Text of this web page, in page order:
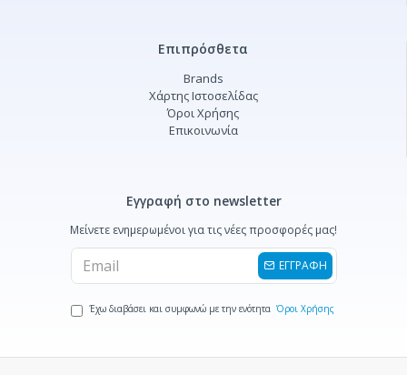
Επιπρόσθετα
Brands
Χάρτης Ιστοσελίδας
Όροι Χρήσης
Επικοινωνία
Εγγραφή στο newsletter
Μείνετε ενημερωμένοι για τις νέες προσφορές μας!
ΕΓΓΡΑΦΗ
Έχω διαβάσει και συμφωνώ με την ενότητα Όροι Χρήσης